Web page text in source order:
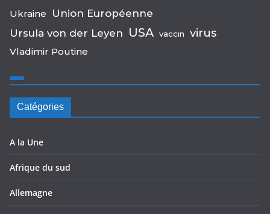
Ukraine
Union Européenne
Ursula von der Leyen USA vaccin virus
Vladimir Poutine
Catégories
A la Une
Afrique du sud
Allemagne